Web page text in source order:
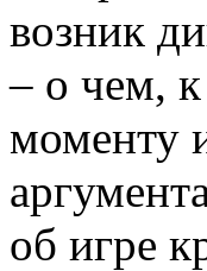
возник
– о чем,
моменту
об игре